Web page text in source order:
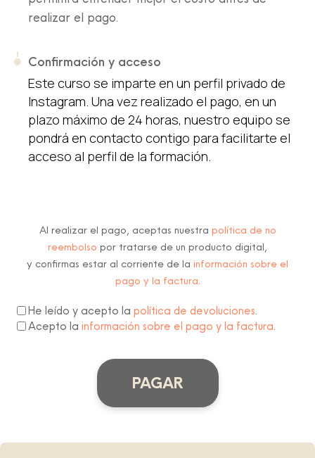
realizar el pago.
Confirmación y acceso
Este curso se imparte en un perfil privado de
Instagram. Una vez realizado el pago, en un
plazo máximo de 24 horas, nuestro equipo se
pondrá en contacto contigo para facilitarte el
acceso al perfil de la formación.
Al realizar el pago, aceptas nuestra política de no
reembolso por tratarse de un producto digital,
y confirmas estar al corriente de la información sobre el
pago y la factura.
He leído y acepto la política de devoluciones.
Acepto la información sobre el pago y la factura.
PAGAR